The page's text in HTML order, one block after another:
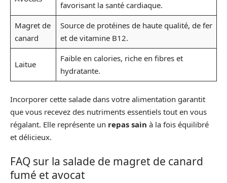
favorisant la santé cardiaque.
Magret de
canard
Source de protéines de haute qualité, de fer
et de vitamine B12.
Laitue
Faible en calories, riche en fibres et
hydratante.
Incorporer cette salade dans votre alimentation garantit
que vous recevez des nutriments essentiels tout en vous
régalant. Elle représente un repas sain à la fois équilibré
et délicieux.
FAQ sur la salade de magret de canard
fumé et avocat